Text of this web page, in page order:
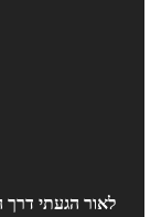
לאור הגעתי דרך